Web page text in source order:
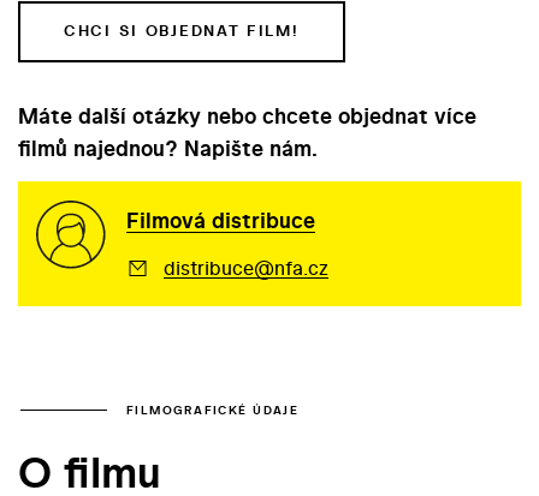
CHCI SI OBJEDNAT FILM!
Máte další otázky nebo chcete objednat více
filmů najednou? Napište nám.
Filmová distribuce
distribuce@nfa.cz
FILMOGRAFICKÉ ÚDAJE
O filmu